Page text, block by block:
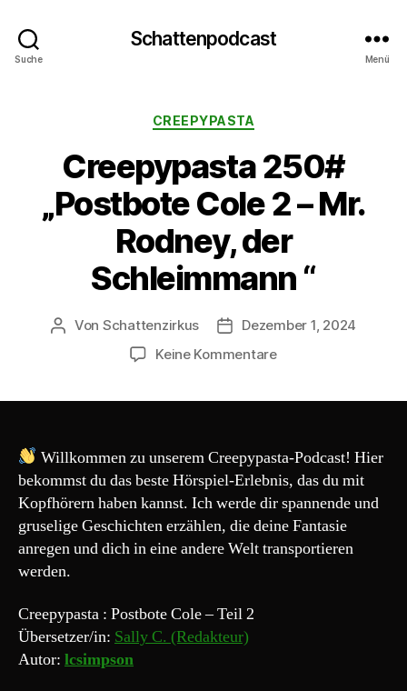
Suche
Schattenpodcast
Menü
Kategorien
CREEPYPASTA
Creepypasta 250#
„Postbote Cole 2 – Mr.
Rodney, der
Schleimmann “
Beitragsautor
Von Schattenzirkus Beitragsdatum
Dezember 1, 2024
Keine Kommentarezu
2
–
Mr.
Rodney,
der
Schleimmann
Willkommen zu unserem Creepypasta-Podcast! Hier
bekommst du das beste Hörspiel-Erlebnis, das du mit
Kopfhörern haben kannst. Ich werde dir spannende und
gruselige Geschichten erzählen, die deine Fantasie
anregen und dich in eine andere Welt transportieren
werden.
Creepypasta : Postbote Cole – Teil 2
Übersetzer/in: Sally C. (Redakteur)
Autor: lcsimpson